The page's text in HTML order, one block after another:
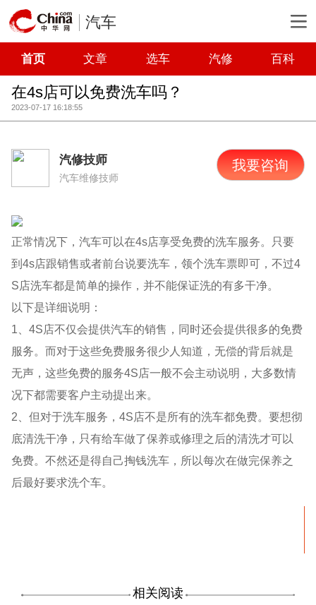
汽车
首页 文章 选车 汽修 百科
在4s店可以免费洗车吗？
2023-07-17 16:18:55
汽修技师
汽车维修技师
我要咨询
正常情况下，汽车可以在4s店享受免费的洗车服务。只要
到4s店跟销售或者前台说要洗车，领个洗车票即可，不过4
S店洗车都是简单的操作，并不能保证洗的有多干净。
以下是详细说明：
1、4S店不仅会提供汽车的销售，同时还会提供很多的免费
服务。而对于这些免费服务很少人知道，无偿的背后就是
无声，这些免费的服务4S店一般不会主动说明，大多数情
况下都需要客户主动提出来。
2、但对于洗车服务，4S店不是所有的洗车都免费。要想彻
底清洗干净，只有给车做了保养或修理之后的清洗才可以
免费。不然还是得自己掏钱洗车，所以每次在做完保养之
后最好要求洗个车。
相关阅读